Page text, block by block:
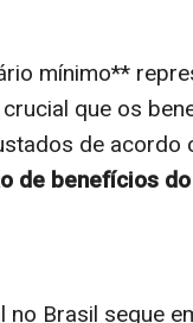
mínimo**
que os
de acordo
de benefícios
Brasil segue